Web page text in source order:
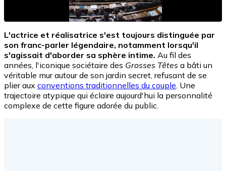
L'actrice et réalisatrice s'est toujours distinguée par
son franc-parler légendaire, notamment lorsqu'il
s'agissait d'aborder sa sphère intime. Au fil des
années, l'iconique sociétaire des Grosses Têtes a bâti un
véritable mur autour de son jardin secret, refusant de se
plier aux conventions traditionnelles du couple . Une
trajectoire atypique qui éclaire aujourd'hui la personnalité
complexe de cette figure adorée du public.